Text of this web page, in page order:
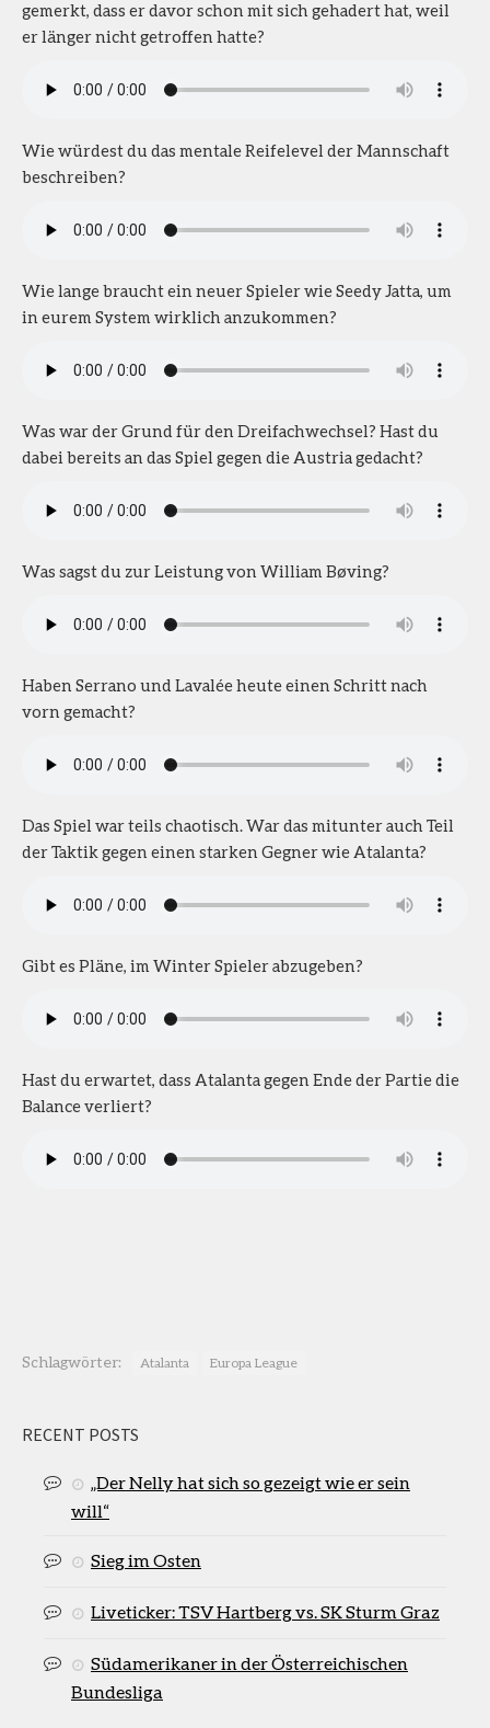
gemerkt, dass er davor schon mit sich gehadert hat, weil
er länger nicht getroffen hatte?
Wie würdest du das mentale Reifelevel der Mannschaft
beschreiben?
Wie lange braucht ein neuer Spieler wie Seedy Jatta, um
in eurem System wirklich anzukommen?
Was war der Grund für den Dreifachwechsel? Hast du
dabei bereits an das Spiel gegen die Austria gedacht?
Was sagst du zur Leistung von William Bøving?
Haben Serrano und Lavalée heute einen Schritt nach
vorn gemacht?
Das Spiel war teils chaotisch. War das mitunter auch Teil
der Taktik gegen einen starken Gegner wie Atalanta?
Gibt es Pläne, im Winter Spieler abzugeben?
Hast du erwartet, dass Atalanta gegen Ende der Partie die
Balance verliert?
Schlagwörter: Atalanta Europa League
RECENT POSTS
„Der Nelly hat sich so gezeigt wie er sein
will“
Sieg im Osten
Liveticker: TSV Hartberg vs. SK Sturm Graz
Südamerikaner in der Österreichischen
Bundesliga